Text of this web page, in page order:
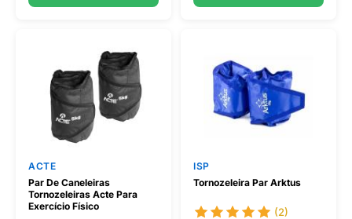
ACTE
Par De Caneleiras
Tornozeleiras Acte Para
Exercício Físico
ISP
Tornozeleira Par Arktus
(2)